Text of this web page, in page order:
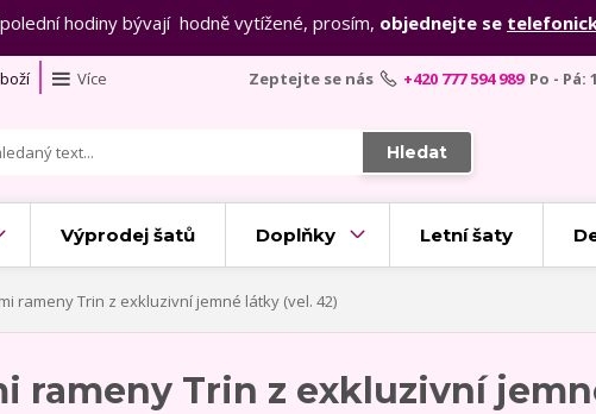
hodiny bývají hodně vytížené, prosím, objednejte se
Více
Hledat
Zeptejte se nás +420 777 594 989 Po - Pá:
Výprodej šatů Doplňky Letní šaty
rameny Trin z exkluzivní jemné látky (vel. 42)
rameny Trin z exkluzivní